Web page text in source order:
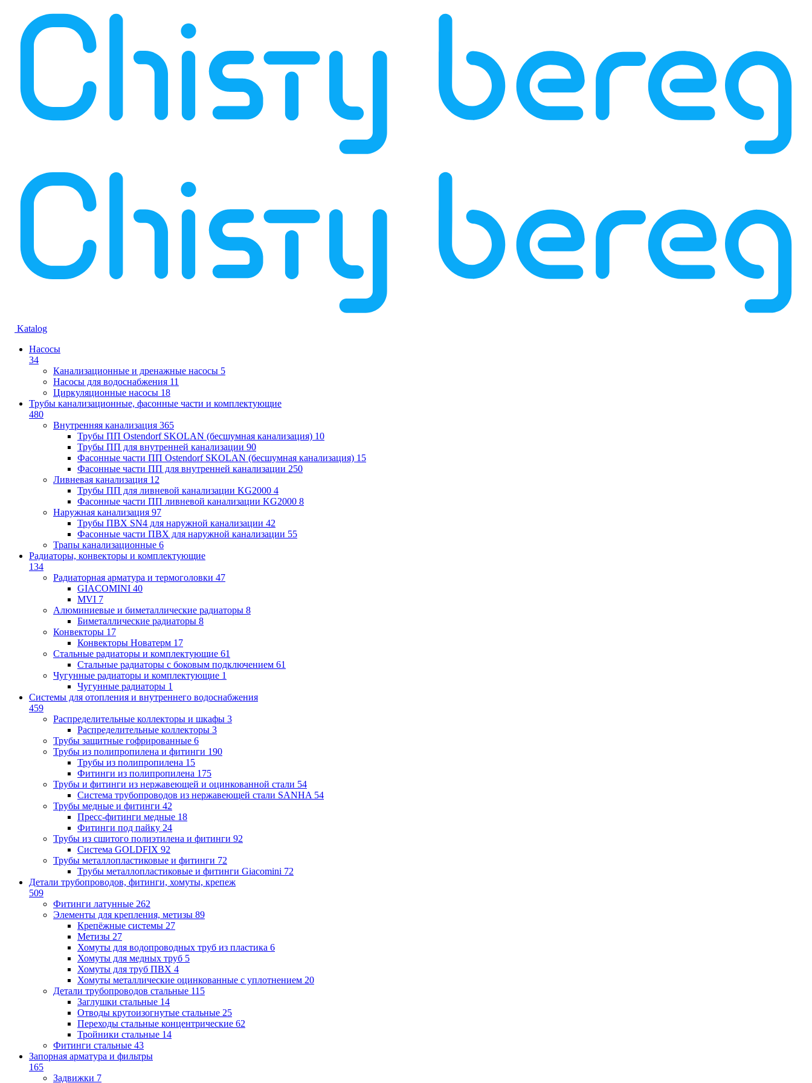
Katalog
Насосы
34
Канализационные и дренажные насосы 5
Насосы для водоснабжения 11
Циркуляционные насосы 18
Трубы канализационные, фасонные части и комплектующие
480
Внутренняя канализация 365
Трубы ПП Ostendorf SKOLAN (бесшумная канализация) 10
Трубы ПП для внутренней канализации 90
Фасонные части ПП Ostendorf SKOLAN (бесшумная канализация) 15
Фасонные части ПП для внутренней канализации 250
Ливневая канализация 12
Трубы ПП для ливневой канализации KG2000 4
Фасонные части ПП ливневой канализации KG2000 8
Наружная канализация 97
Трубы ПВХ SN4 для наружной канализации 42
Фасонные части ПВХ для наружной канализации 55
Трапы канализационные 6
Радиаторы, конвекторы и комплектующие
134
Радиаторная арматура и термоголовки 47
GIACOMINI 40
MVI 7
Алюминиевые и биметаллические радиаторы 8
Биметаллические радиаторы 8
Конвекторы 17
Конвекторы Новатерм 17
Стальные радиаторы и комплектующие 61
Стальные радиаторы с боковым подключением 61
Чугунные радиаторы и комплектующие 1
Чугунные радиаторы 1
Системы для отопления и внутреннего водоснабжения
459
Распределительные коллекторы и шкафы 3
Распределительные коллекторы 3
Трубы защитные гофрированные 6
Трубы из полипропилена и фитинги 190
Трубы из полипропилена 15
Фитинги из полипропилена 175
Трубы и фитинги из нержавеющей и оцинкованной стали 54
Система трубопроводов из нержавеющей стали SANHA 54
Трубы медные и фитинги 42
Пресс-фитинги медные 18
Фитинги под пайку 24
Трубы из сшитого полиэтилена и фитинги 92
Система GOLDFIX 92
Трубы металлопластиковые и фитинги 72
Трубы металлопластиковые и фитинги Giacomini 72
Детали трубопроводов, фитинги, хомуты, крепеж
509
Фитинги латунные 262
Элементы для крепления, метизы 89
Крепёжные системы 27
Метизы 27
Хомуты для водопроводных труб из пластика 6
Хомуты для медных труб 5
Хомуты для труб ПВХ 4
Хомуты металлические оцинкованные с уплотнением 20
Детали трубопроводов стальные 115
Заглушки стальные 14
Отводы крутоизогнутые стальные 25
Переходы стальные концентрические 62
Тройники стальные 14
Фитинги стальные 43
Запорная арматура и фильтры
165
Задвижки 7